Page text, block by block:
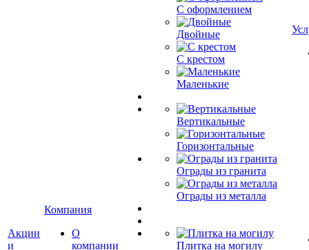
Акции
и
Компания
О
компании
С оформлением
Двойные
С крестом
Маленькие
Вертикальные
Горизонтальные
Ограды из гранита
Ограды из металла
Плитка на могилу